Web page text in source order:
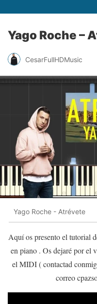
Yago Roche –
CesarFullHDMusic
Yago Roche - Atrévete
Aquí os presento el tutorial
en piano . Os dejaré por el
el MIDI ( contactad
correo